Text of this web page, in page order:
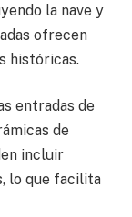
la nave y
ofrecen
históricas.
entradas de
de
incluir
lo que facilita